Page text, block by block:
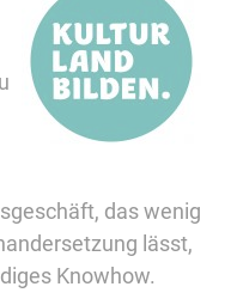
das wenig
lässt,
Knowhow.